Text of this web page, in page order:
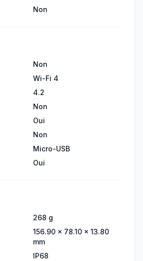
Non
Non
Wi-Fi 4
4.2
Non
Oui
Non
Micro-USB
Oui
268 g
156.90 × 78.10 × 13.80
mm
IP68